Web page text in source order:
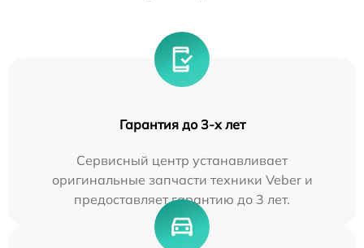
Гарантия до 3-х лет
Сервисный центр устанавливает
оригинальные запчасти техники Veber и
предоставляет гарантию до 3 лет.